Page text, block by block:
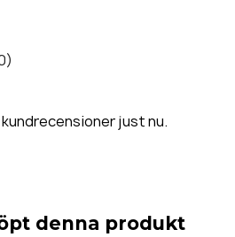
just nu.
denna produkt